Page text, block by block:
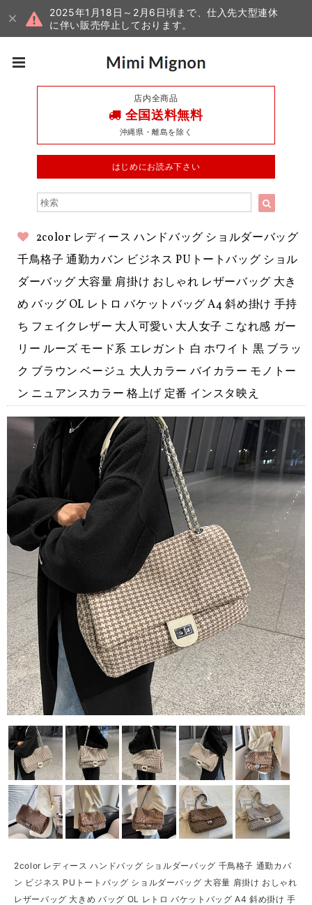
2025年1月18日～2月6日頃まで、仕入先大型連休
に伴い販売停止しております。
店内全商品
全国送料無料
沖縄県・離島を除く
はじめにお読み下さい
2color レディース ハンドバッグ ショルダーバッグ
千鳥格子 通勤カバン ビジネス PUトートバッグ ショル
ダーバッグ 大容量 肩掛け おしゃれ レザーバッグ 大き
め バッグ OL レトロ バケットバッグ A4 斜め掛け 手持
ち フェイクレザー 大人可愛い 大人女子 こなれ感 ガー
リー ルーズ モード系 エレガント 白 ホワイト 黒 ブラッ
ク ブラウン ベージュ 大人カラー バイカラー モノトー
ン ニュアンスカラー 格上げ 定番 インスタ映え
2color レディース ハンドバッグ ショルダーバッグ 千鳥格子 通勤カバ
ン ビジネス PUトートバッグ ショルダーバッグ 大容量 肩掛け おしゃれ
レザーバッグ 大きめ バッグ OL レトロ バケットバッグ A4 斜め掛け 手